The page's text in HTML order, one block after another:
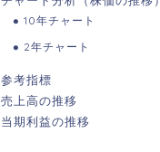
10年チャート
2年チャート
参考指標
売上高の推移
当期利益の推移